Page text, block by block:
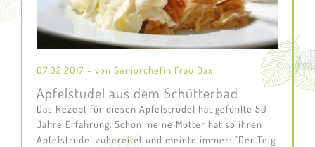
07.02.2017 – von Seniorchefin Frau Dax
Apfelstudel aus dem Schütterbad
Das Rezept für diesen Apfelstrudel hat gefühlte 50
Jahre Erfahrung. Schon meine Mutter hat so ihren
Apfelstrudel zubereitet und meinte immer: "Der Teig